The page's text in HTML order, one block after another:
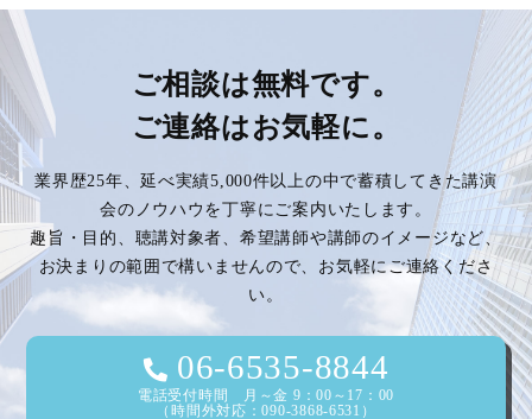
ナ
ビ
ゲ
ー
シ
ョ
ン
ご相談は無料です。
ご連絡はお気軽に。
業界歴25年、延べ実績5,000件以上の中で蓄積してきた講演
会のノウハウを丁寧にご案内いたします。
趣旨・目的、聴講対象者、希望講師や講師のイメージなど、
お決まりの範囲で構いませんので、お気軽にご連絡くださ
い。
06-6535-8844
電話受付時間 月～金 9：00～17：00
（時間外対応：090-3868-6531）